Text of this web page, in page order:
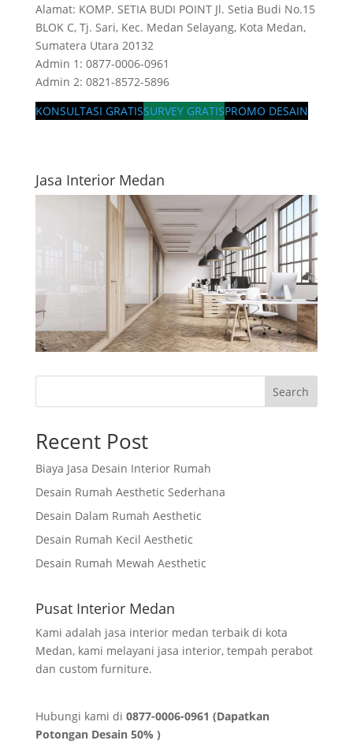
Alamat: KOMP. SETIA BUDI POINT Jl. Setia Budi No.15
BLOK C, Tj. Sari, Kec. Medan Selayang, Kota Medan,
Sumatera Utara 20132
Admin 1: 0877-0006-0961
Admin 2: 0821-8572-5896
KONSULTASI GRATISSURVEY GRATISPROMO DESAIN
Jasa Interior Medan
Search
Recent Post
Biaya Jasa Desain Interior Rumah
Desain Rumah Aesthetic Sederhana
Desain Dalam Rumah Aesthetic
Desain Rumah Kecil Aesthetic
Desain Rumah Mewah Aesthetic
Pusat Interior Medan
Kami adalah jasa interior medan terbaik di kota
Medan, kami melayani jasa interior, tempah perabot
dan custom furniture.
Hubungi kami di 0877-0006-0961 (Dapatkan
Potongan Desain 50% )